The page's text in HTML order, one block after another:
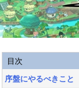
目次
序盤にやるべきこと